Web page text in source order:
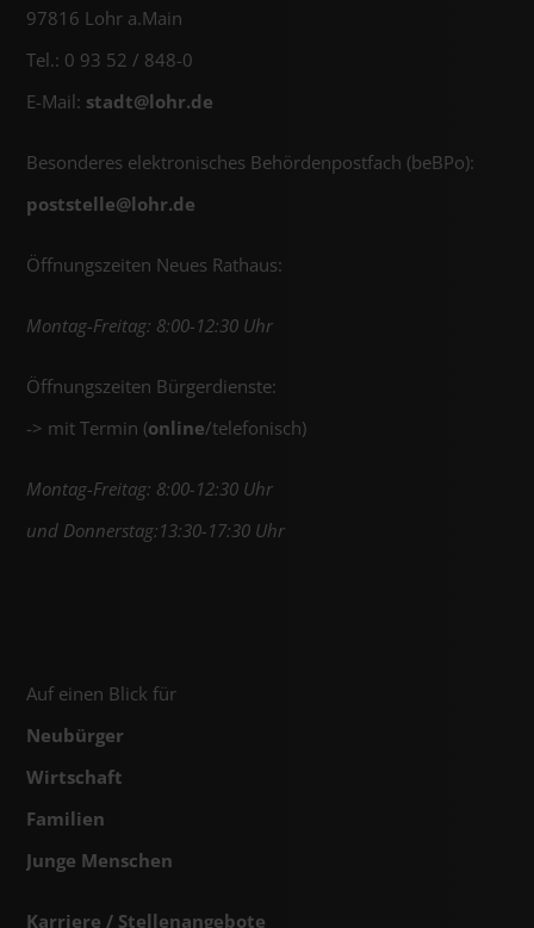
97816 Lohr a.Main
Tel.: 0 93 52 / 848-0
E-Mail: stadt@lohr.de
Besonderes elektronisches Behördenpostfach (beBPo):
poststelle@lohr.de
Öffnungszeiten Neues Rathaus:
Montag-Freitag: 8:00-12:30 Uhr
Öffnungszeiten Bürgerdienste:
-> mit Termin (online/telefonisch)
Montag-Freitag: 8:00-12:30 Uhr
und Donnerstag:13:30-17:30 Uhr
Auf einen Blick für
Neubürger
Wirtschaft
Familien
Junge Menschen
Karriere / Stellenangebote